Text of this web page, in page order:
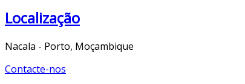
Localização
Nacala - Porto, Moçambique
Contacte-nos